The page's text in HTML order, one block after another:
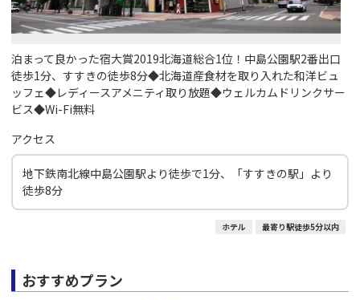
泊まって良かった宿大賞2019北海道総合1位！中島公園駅2番出口
徒歩1分、すすきの徒歩8分◆北海道産食材を取り入れた和洋ビュ
ッフェ◆レディースアメニティ取り放題◆ウェルカムドリンクサー
ビス◆Wi-Fi無料
アクセス
地下鉄南北線中島公園駅より徒歩で1分、「すすきの駅」より
徒歩8分
ホテル 最寄り駅徒歩5分以内
おすすめプラン